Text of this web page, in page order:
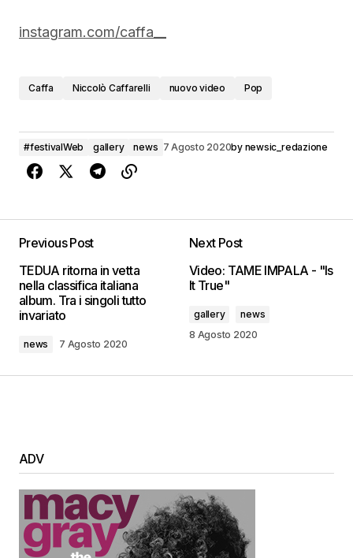
instagram.com/caffa__
Caffa Niccolò Caffarelli nuovo video Pop
#festivalWeb gallery news 7 Agosto 2020by newsic_redazione
Previous Post
TEDUA ritorna in vetta
nella classifica italiana
album. Tra i singoli tutto
invariato
news 7 Agosto 2020
Next Post
Video: TAME IMPALA - "Is
It True"
gallery
news
8 Agosto 2020
ADV